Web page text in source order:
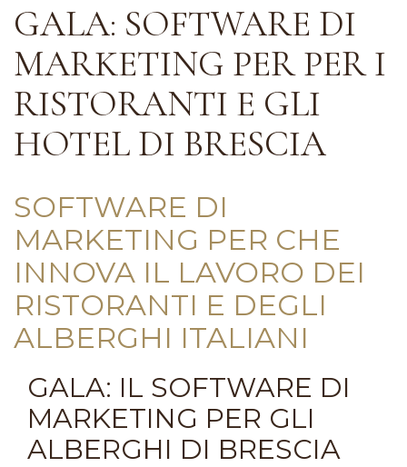
GALA: SOFTWARE DI
MARKETING PER PER I
RISTORANTI E GLI
HOTEL DI BRESCIA
SOFTWARE DI
MARKETING PER CHE
INNOVA IL LAVORO DEI
RISTORANTI E DEGLI
ALBERGHI ITALIANI
GALA: IL SOFTWARE DI
MARKETING PER GLI
ALBERGHI DI BRESCIA